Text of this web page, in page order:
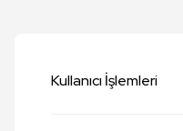
Kullanıcı İşlemleri